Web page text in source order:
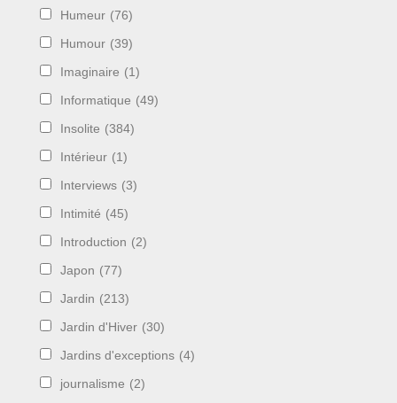
Humeur (76)
Humour (39)
Imaginaire (1)
Informatique (49)
Insolite (384)
Intérieur (1)
Interviews (3)
Intimité (45)
Introduction (2)
Japon (77)
Jardin (213)
Jardin d'Hiver (30)
Jardins d'exceptions (4)
journalisme (2)